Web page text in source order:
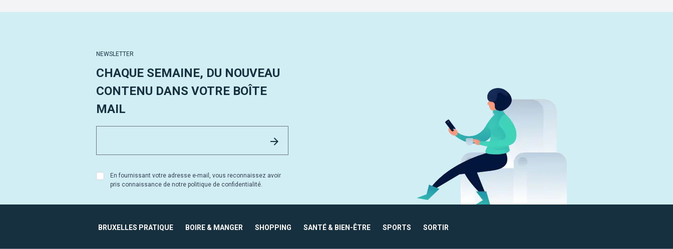
NEWSLETTER
CHAQUE SEMAINE, DU NOUVEAU
CONTENU DANS VOTRE BOÎTE
MAIL
En fournissant votre adresse e-mail, vous reconnaissez avoir
pris connaissance de notre politique de confidentialité.
BRUXELLES PRATIQUE BOIRE & MANGER SHOPPING SANTÉ & BIEN-ÊTRE SPORTS SORTIR